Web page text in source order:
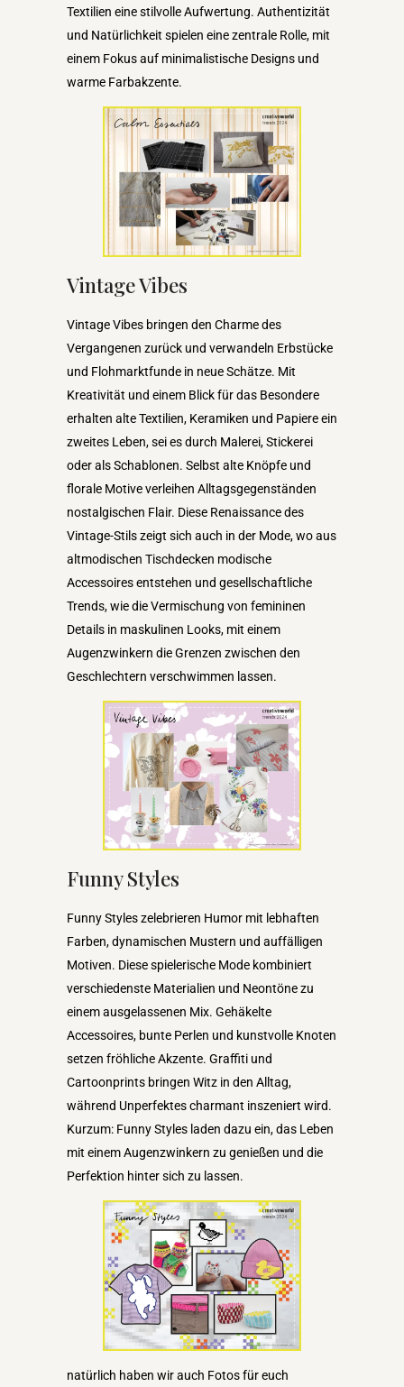
Textilien eine stilvolle Aufwertung. Authentizität
und Natürlichkeit spielen eine zentrale Rolle, mit
einem Fokus auf minimalistische Designs und
warme Farbakzente.
Vintage Vibes
Vintage Vibes bringen den Charme des
Vergangenen zurück und verwandeln Erbstücke
und Flohmarktfunde in neue Schätze. Mit
Kreativität und einem Blick für das Besondere
erhalten alte Textilien, Keramiken und Papiere ein
zweites Leben, sei es durch Malerei, Stickerei
oder als Schablonen. Selbst alte Knöpfe und
florale Motive verleihen Alltagsgegenständen
nostalgischen Flair. Diese Renaissance des
Vintage-Stils zeigt sich auch in der Mode, wo aus
altmodischen Tischdecken modische
Accessoires entstehen und gesellschaftliche
Trends, wie die Vermischung von femininen
Details in maskulinen Looks, mit einem
Augenzwinkern die Grenzen zwischen den
Geschlechtern verschwimmen lassen.
Funny Styles
Funny Styles zelebrieren Humor mit lebhaften
Farben, dynamischen Mustern und auffälligen
Motiven. Diese spielerische Mode kombiniert
verschiedenste Materialien und Neontöne zu
einem ausgelassenen Mix. Gehäkelte
Accessoires, bunte Perlen und kunstvolle Knoten
setzen fröhliche Akzente. Graffiti und
Cartoonprints bringen Witz in den Alltag,
während Unperfektes charmant inszeniert wird.
Kurzum: Funny Styles laden dazu ein, das Leben
mit einem Augenzwinkern zu genießen und die
Perfektion hinter sich zu lassen.
natürlich haben wir auch Fotos für euch